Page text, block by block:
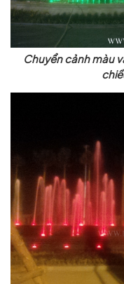
Chuyển cảnh màu